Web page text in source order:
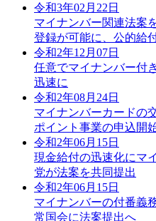
令和3年02月22日
マイナンバー関連法案
登録が可能に、公的給
令和2年12月07日
任意でマイナンバー付
迅速に
令和2年08月24日
マイナンバーカードの
ポイント事業の申込開
令和2年06月15日
現金給付の迅速化にマ
党が法案を共同提出
令和2年06月15日
マイナンバーの付番義
常国会に法案提出へ